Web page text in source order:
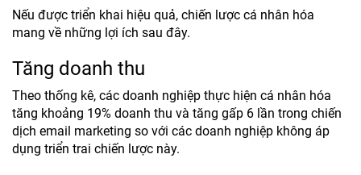
Nếu được triển khai hiệu quả, chiến lược cá nhân hóa
mang về những lợi ích sau đây.
Tăng doanh thu
Theo thống kê, các doanh nghiệp thực hiện cá nhân hóa
tăng khoảng 19% doanh thu và tăng gấp 6 lần trong chiến
dịch email marketing so với các doanh nghiệp không áp
dụng triển trai chiến lược này.